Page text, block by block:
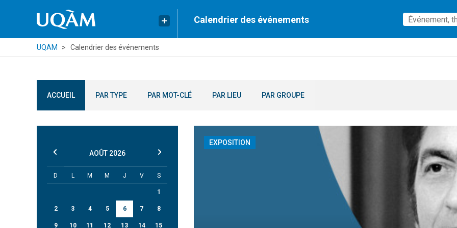
Calendrier des événements
UQAM Calendrier des événements
ACCUEIL PAR TYPE PAR MOT-CLÉ PAR LIEU PAR GROUPE
EXPOSITION
AOÛT 2026
D L M M J V S
1
2 3 4 5 6 7 8
9 10 11 12 13 14 15